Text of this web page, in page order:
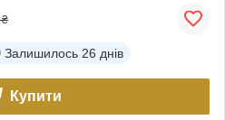
₴
Залишилось 26 днів
Купити